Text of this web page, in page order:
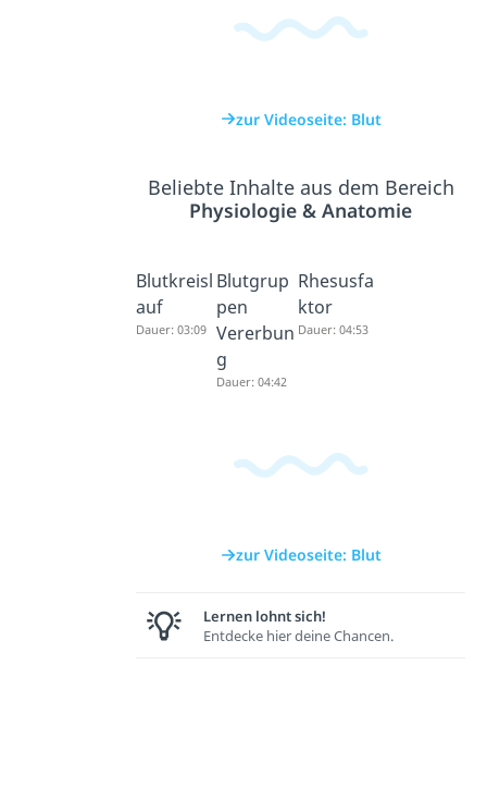
zur Videoseite: Blut
Beliebte Inhalte aus dem Bereich
Physiologie & Anatomie
Blutkreisl
auf
Dauer: 03:09
Blutgrup
pen
Vererbun
g
Dauer: 04:42
Rhesusfa
ktor
Dauer: 04:53
zur Videoseite: Blut
Lernen lohnt sich!
Entdecke hier deine Chancen.